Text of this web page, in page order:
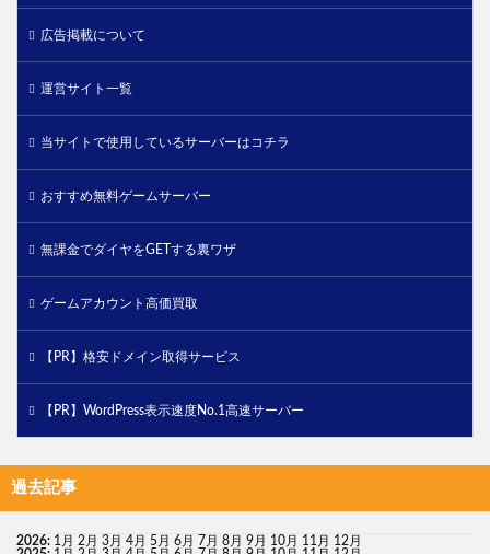
広告掲載について
運営サイト一覧
当サイトで使用しているサーバーはコチラ
おすすめ無料ゲームサーバー
無課金でダイヤをGETする裏ワザ
ゲームアカウント高価買取
【PR】格安ドメイン取得サービス
【PR】WordPress表示速度No.1高速サーバー
過去記事
2026: 1月 2月 3月 4月 5月 6月 7月 8月 9月 10月 11月 12月